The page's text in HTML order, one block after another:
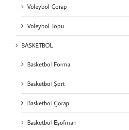
Voleybol Çorap
Voleybol Topu
BASKETBOL
Basketbol Forma
Basketbol Şort
Basketbol Çorap
Basketbol Eşofman